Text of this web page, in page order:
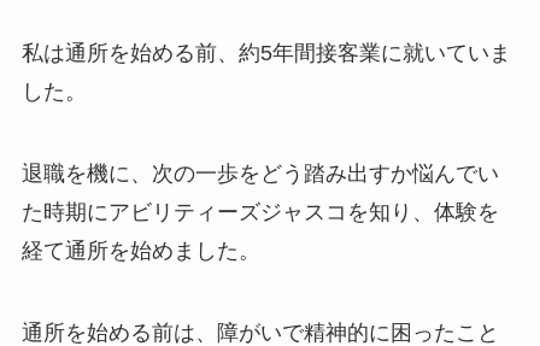
私は通所を始める前、約5年間接客業に就いていま
した。
退職を機に、次の一歩をどう踏み出すか悩んでい
た時期にアビリティーズジャスコを知り、体験を
経て通所を始めました。
通所を始める前は、障がいで精神的に困ったこと